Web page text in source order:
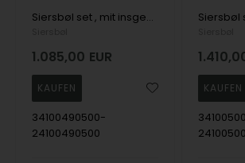
Siersbøl set , mit insgesamt 1,00 ct Top Wesselston VS2
1.085,00 EUR
34100490500-
24100490500